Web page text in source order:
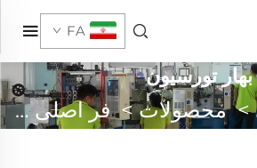
FA
بهار تورسیون
>محصولات>فر اصلی سفارشی